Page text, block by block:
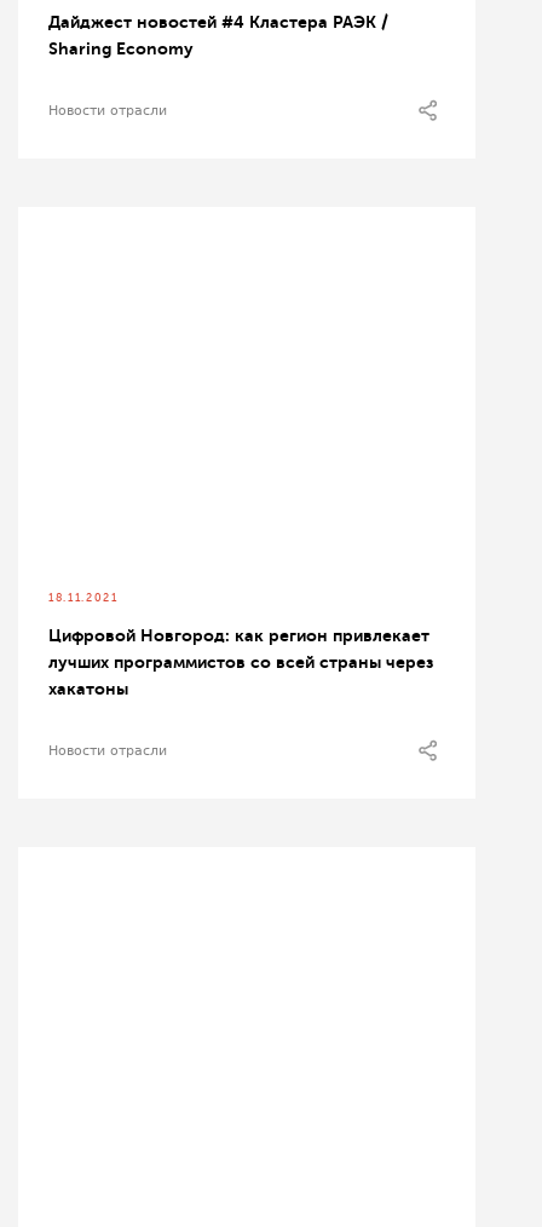
Дайджест новостей #4 Кластера РАЭК /
Sharing Economy
Новости отрасли
18.11.2021
Цифровой Новгород: как регион привлекает
лучших программистов со всей страны через
хакатоны
Новости отрасли